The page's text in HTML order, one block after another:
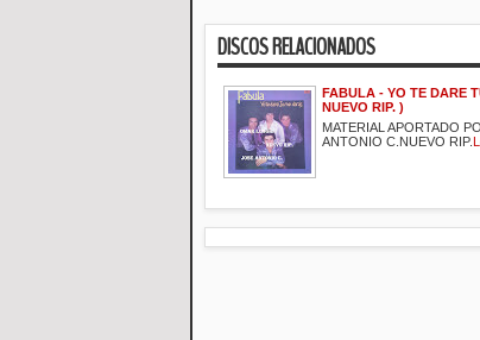
DISCOS RELACIONADOS
FABULA - YO TE DARE
NUEVO RIP. )
MATERIAL APORTADO
ANTONIO C.NUEVO RIP.